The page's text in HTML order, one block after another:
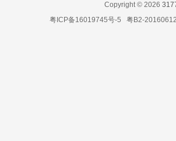
Copyright © 2026
粤ICP备16019745号-5 粤B2-